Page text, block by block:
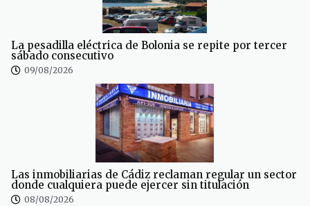
La pesadilla eléctrica de Bolonia se repite por tercer
sábado consecutivo
09/08/2026
Las inmobiliarias de Cádiz reclaman regular un sector
donde cualquiera puede ejercer sin titulación
08/08/2026